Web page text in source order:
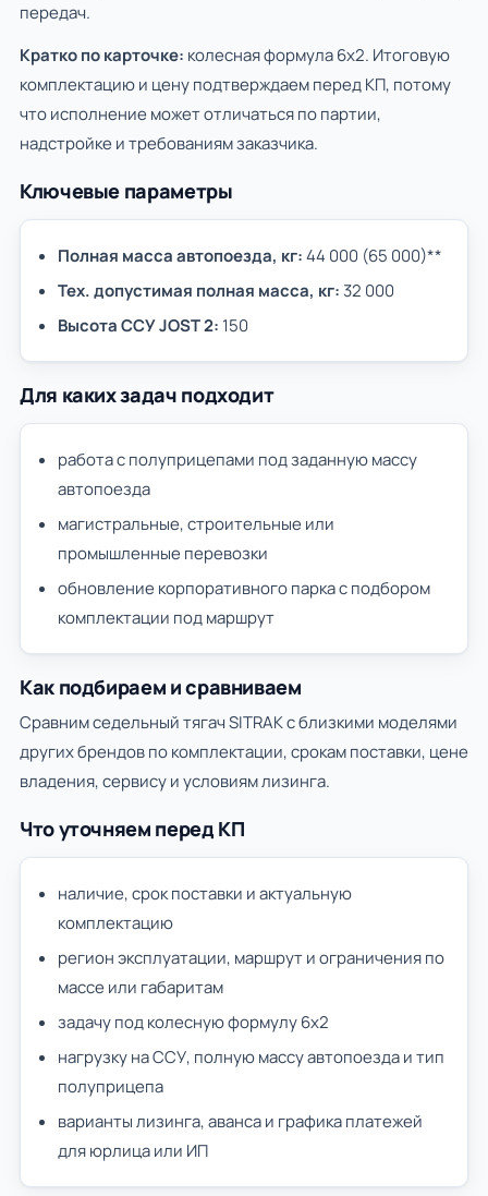
передач.
Кратко по карточке: колесная формула 6х2. Итоговую
комплектацию и цену подтверждаем перед КП, потому
что исполнение может отличаться по партии,
надстройке и требованиям заказчика.
Ключевые параметры
Полная масса автопоезда, кг:44 000 (65 000)**
Тех. допустимая полная масса, кг: 32 000
Высота ССУ JOST 2: 150
Для каких задач подходит
работа с полуприцепами под заданную массу
автопоезда
магистральные, строительные или
промышленные перевозки
обновление корпоративного парка с подбором
комплектации под маршрут
Как подбираем и сравниваем
Сравним седельный тягач SITRAK с близкими моделями
других брендов по комплектации, срокам поставки, цене
владения, сервису и условиям лизинга.
Что уточняем перед КП
наличие, срок поставки и актуальную
комплектацию
регион эксплуатации, маршрут и ограничения по
массе или габаритам
задачу под колесную формулу 6х2
нагрузку на ССУ, полную массу автопоезда и тип
полуприцепа
варианты лизинга, аванса и графика платежей
для юрлица или ИП